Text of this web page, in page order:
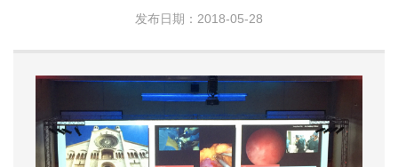
发布日期：2018-05-28